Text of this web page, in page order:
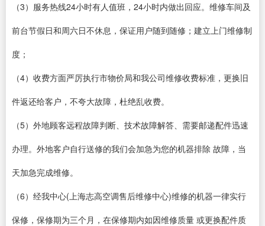
（3）服务热线24小时有人值班，24小时内做出回应。维修车间及
前台节假日和周六日不休息，保证用户随到随修；建立上门维修制
度；
（4）收费方面严厉执行市物价局和我公司维修收费标准，更换旧
件返还给客户，不夸大故障，杜绝乱收费。
（5）外地顾客远程故障判断、技术故障解答、需要邮递配件迅速
办理。外地客户自行送修的我们会加急为您的机器排除 故障，当
天加急完成维修。
（6）经我中心(上海志高空调售后维修中心)维修的机器一律实行
保修，保修期为三个月，在保修期内如因维修质量 或更换配件质